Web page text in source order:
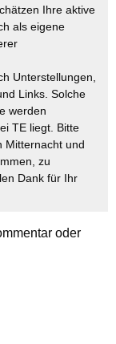
Ihre aktive
als eigene
Unterstellungen,
Links. Solche
werden
TE liegt. Bitte
Mitternacht und
zu
Dank für Ihr
oder